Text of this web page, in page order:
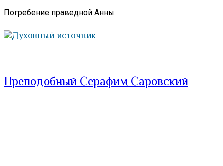
Погребение праведной Анны.
Духовный источник
Преподобный Серафим Саровский